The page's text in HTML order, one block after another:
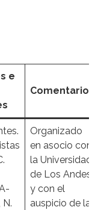
e
Comentarios
N.
Organizado
en asocio con
la Universidad
de Los Andes
y con el
auspicio de la